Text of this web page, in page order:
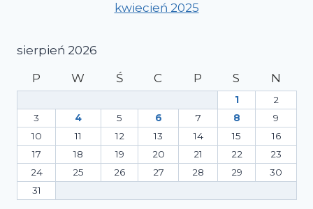
kwiecień 2025
sierpień 2026
P
W Ś C P S N
1
2
3
4 5 6 7 8
9
10
11 12 13 14 15
16
17
18 19 20 21 22
23
24
25 26 27 28 29
30
31